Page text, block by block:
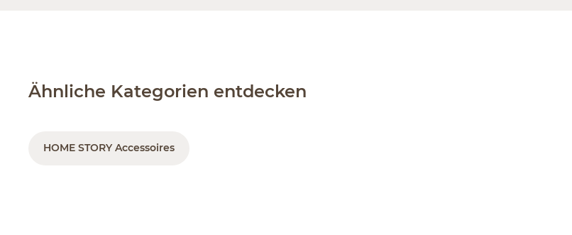
Ähnliche Kategorien entdecken
HOME STORY Accessoires